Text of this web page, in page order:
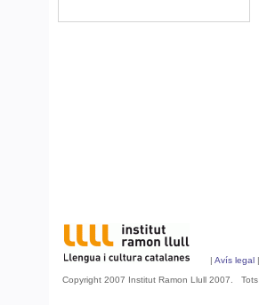
| Avís legal |
Copyright 2007 Institut Ramon Llull 2007.